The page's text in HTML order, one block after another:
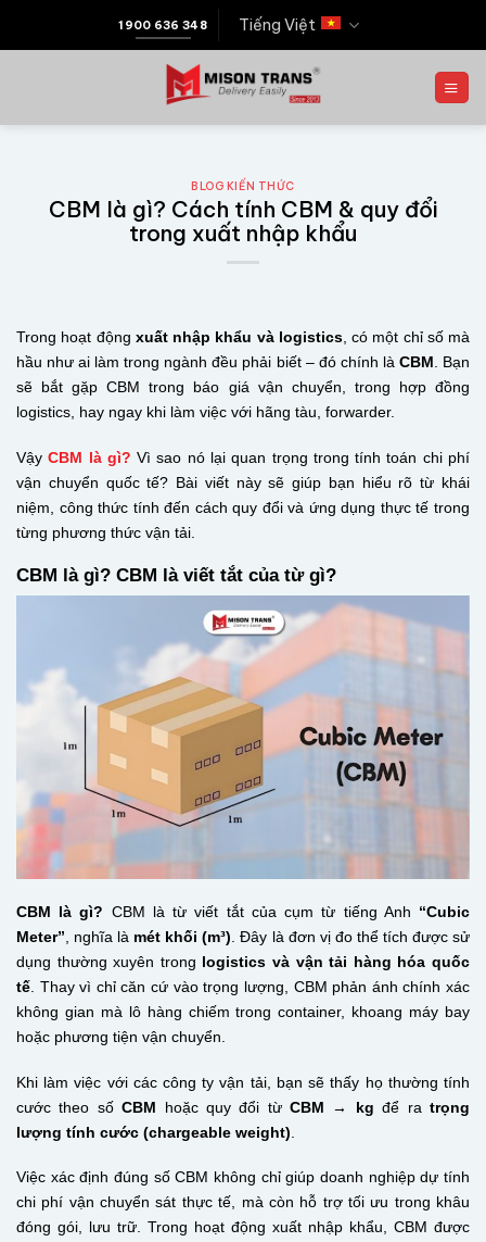
1900 636 348 Tiếng Việt
BLOG KIẾN THỨC
CBM là gì? Cách tính CBM & quy đổi
trong xuất nhập khẩu
Trong hoạt động xuất nhập khẩu và logistics, có một chỉ số mà
hầu như ai làm trong ngành đều phải biết – đó chính là CBM . Bạn
sẽ bắt gặp CBM trong báo giá vận chuyển, trong hợp đồng
logistics, hay ngay khi làm việc với hãng tàu, forwarder.
VậyCBM là gì? Vì sao nó lại quan trọng trong tính toán chi phí
vận chuyển quốc tế? Bài viết này sẽ giúp bạn hiểu rõ từ khái
niệm, công thức tính đến cách quy đổi và ứng dụng thực tế trong
từng phương thức vận tải.
CBM là gì? CBM là viết tắt của từ gì?
CBM là gì? CBM là từ viết tắt của cụm từ tiếng Anh “Cubic
Meter” , nghĩa là mét khối (m³) . Đây là đơn vị đo thể tích được sử
dụng thường xuyên trong logistics và vận tải hàng hóa quốc
tế . Thay vì chỉ căn cứ vào trọng lượng, CBM phản ánh chính xác
không gian mà lô hàng chiếm trong container, khoang máy bay
hoặc phương tiện vận chuyển.
Khi làm việc với các công ty vận tải, bạn sẽ thấy họ thường tính
cước theo sốCBM hoặc quy đổi từCBM → kg để ratrọng
lượng tính cước (chargeable weight)
Việc xác định đúng số CBM không chỉ giúp doanh nghiệp dự tính
chi phí vận chuyển sát thực tế, mà còn hỗ trợ tối ưu trong khâu
đóng gói, lưu trữ. Trong hoạt động xuất nhập khẩu, CBM được